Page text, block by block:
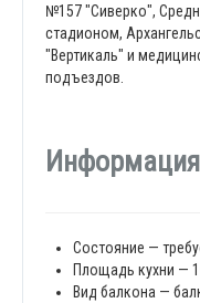
№157 "Сиверко",
стадионом,
"Вертикаль" и
подъездов.
Состояние —
Площадь кухни —
Вид балкона —